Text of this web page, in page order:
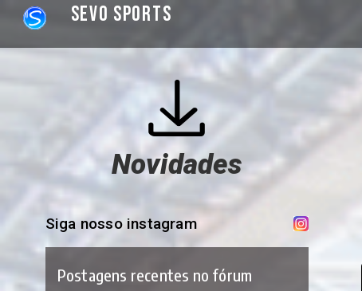
Sevo Sports
Novidades
Siga nosso instagram
Postagens recentes no fórum